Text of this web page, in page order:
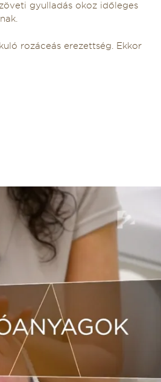
gyulladás okoz időleges
rozáceás erezettség. Ekkor